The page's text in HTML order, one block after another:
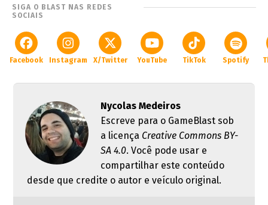
SIGA O BLAST NAS REDES
SOCIAIS
Facebook Instagram X/Twitter YouTube TikTok Spotify
Nycolas Medeiros
Escreve para o GameBlast sob
a licença Creative Commons BY-
SA 4.0. Você pode usar e
compartilhar este conteúdo
desde que credite o autor e veículo original.